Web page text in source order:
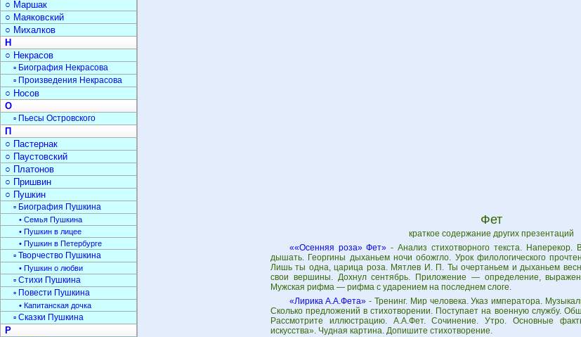
Фет
краткое содержание других презентаций
««Осенняя роза» Фет» - Анализ стихотворного текста. Наперекор.
дышать. Георгины дыханьем ночи обожгло. Урок филологического
Лишь ты одна, царица роза. Мятлев И. П. Ты очертаньем и дыханьем
свои вершины. Дохнул сентябрь. Приложение — определение,
Мужская рифма — рифма с ударением на последнем слоге.
«Лирика А.А.Фета» - Тренинг. Мир человека. Указ императора.
Сколько предложений в стихотворении. Поступает на военную службу.
Рассмотрите иллюстрацию. А.А.Фет. Сочинение. Утро. Основные
искусства». Чудная картина. Допишите стихотворение.
○ Маршак
○ Маяковский
○ Михалков
Н
○ Некрасов
▫ Биография Некрасова
▫ Произведения Некрасова
○ Носов
О
▫ Пьесы Островского
П
○ Пастернак
○ Паустовский
○ Платонов
○ Пришвин
○ Пушкин
▫ Биография Пушкина
• Семья Пушкина
• Пушкин в лицее
• Пушкин в Петербурге
▫ Творчество Пушкина
• Пушкин о любви
▫ Стихи Пушкина
▫ Повести Пушкина
• Капитанская дочка
▫ Сказки Пушкина
Р